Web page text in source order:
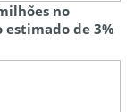
no
de 3%